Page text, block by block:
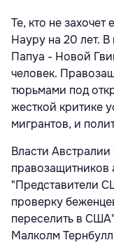
Те, кто не захочет
Науру на 20 лет.
Папуа - Новой
человек.
тюрьмами под
жесткой критике
мигрантов, и
Власти
правозащитников
"Представители
проверку
переселить в
Малколм